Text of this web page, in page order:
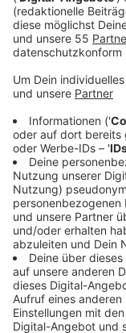
Der
der Verein eine
der
gebeten, ein
Verein
finanzieller
Vertrauen in
deswegen mit
abstimmen.
Anzeige